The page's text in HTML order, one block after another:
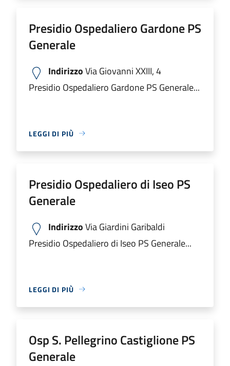
Presidio Ospedaliero Gardone PS
Generale
IndirizzoVia Giovanni XXIII, 4
Presidio Ospedaliero Gardone PS Generale...
LEGGI DI PIÙ
Presidio Ospedaliero di Iseo PS
Generale
IndirizzoVia Giardini Garibaldi
Presidio Ospedaliero di Iseo PS Generale...
LEGGI DI PIÙ
Osp S. Pellegrino Castiglione PS
Generale